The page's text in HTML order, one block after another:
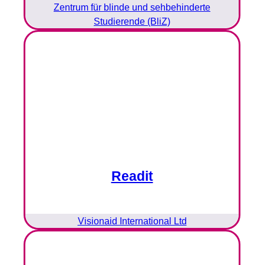
Zentrum für blinde und sehbehinderte
Studierende (BliZ)
Readit
Visionaid International Ltd